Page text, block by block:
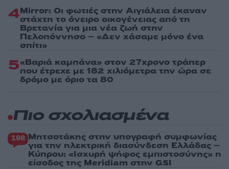
4Mirror: Οι φωτιές στην Αιγιάλεια έκαναν
στάχτη το όνειρο οικογένειας από τη
Βρετανία για μια νέα ζωή στην
Πελοπόννησο – «Δεν χάσαμε μόνο ένα
σπίτι»
5«Βαριά καμπάνα» στον 27χρονο τράπερ
που έτρεχε με 182 χιλιόμετρα την ώρα σε
δρόμο με όριο τα 80
Πιο σχολιασμένα
198 Μητσοτάκης στην υπογραφή συμφωνίας
για την ηλεκτρική διασύνδεση Ελλάδας –
Κύπρου: «Ισχυρή ψήφος εμπιστοσύνης» η
είσοδος της Meridiam στην GSI